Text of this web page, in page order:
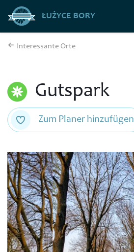
ŁUŻYCE BORY
Interessante Orte
Gutspark
Zum Planer hinzufügen